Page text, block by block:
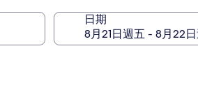
日期